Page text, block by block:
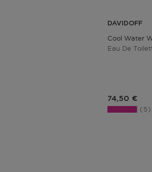
DAVIDOFF
Cool Water
Eau De
Prix du
74,50 €
5